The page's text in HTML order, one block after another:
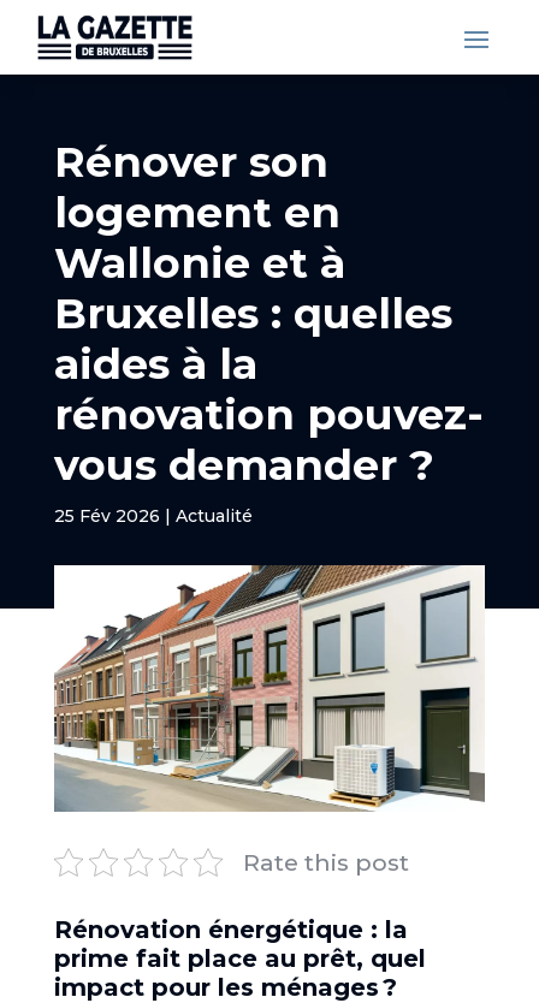
Rénover son
logement en
Wallonie et à
Bruxelles : quelles
aides à la
rénovation pouvez-
vous demander ?
25 Fév 2026 | Actualité
Rate this post
Rénovation énergétique : la
prime fait place au prêt, quel
impact pour les ménages ?